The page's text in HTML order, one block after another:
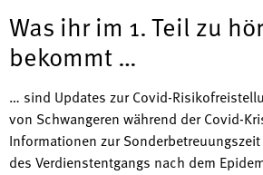
Was ihr im 1. Teil zu
bekommt …
… sind Updates zur Covid-
von Schwangeren während der Covid-
Informationen zur
des Verdienstentgangs nach dem